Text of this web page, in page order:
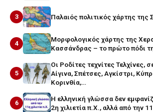
3 Παλαιός πολιτικός χάρτης της
4
Μορφολογικός χάρτης της
Κασσάνδρας – το πρώτο πόδι
5
Οι Ροδίτες τεχνίτες Τελχίνες,
Αίγινα, Σπέτσες, Αγκίστρι,
Κορινθία,…
6
Η ελληνική γλώσσα δεν
2η χιλιετία π.Χ., αλλά από την